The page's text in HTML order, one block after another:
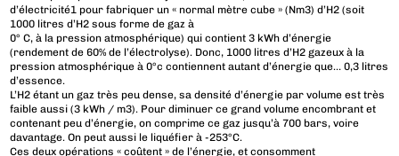
d’électricité1 pour fabriquer un « normal mètre cube » (Nm3) d’H2 (soit
1000 litres d’H2 sous forme de gaz à
0° C, à la pression atmosphérique) qui contient 3 kWh d’énergie
(rendement de 60% de l’électrolyse). Donc, 1000 litres d’H2 gazeux à la
pression atmosphérique à 0°c contiennent autant d’énergie que… 0,3 litres
d’essence.
L’H2 étant un gaz très peu dense, sa densité d’énergie par volume est très
faible aussi (3 kWh / m3). Pour diminuer ce grand volume encombrant et
contenant peu d’énergie, on comprime ce gaz jusqu’à 700 bars, voire
davantage. On peut aussi le liquéfier à -253°C.
Ces deux opérations « coûtent » de l’énergie, et consomment